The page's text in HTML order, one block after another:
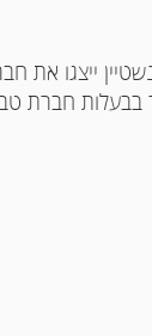
ייצגו
חברת